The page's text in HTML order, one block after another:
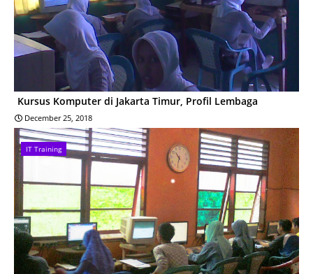
Kursus Komputer di Jakarta Timur, Profil Lembaga
December 25, 2018
IT Training